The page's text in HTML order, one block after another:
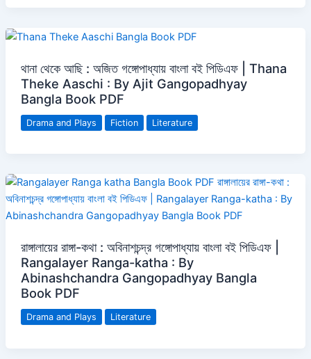
থানা থেকে আছি : অজিত গঙ্গোপাধ্যায় বাংলা বই পিডিএফ | Thana
Theke Aaschi : By Ajit Gangopadhyay
Bangla Book PDF
Drama and Plays Fiction Literature
রাঙ্গালায়ের রাঙ্গা-কথা : অবিনাশচন্দ্র গঙ্গোপাধ্যায় বাংলা বই পিডিএফ |
Rangalayer Ranga-katha : By
Abinashchandra Gangopadhyay Bangla
Book PDF
Drama and Plays Literature